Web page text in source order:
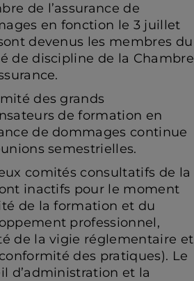
de l’assurance de
en fonction le 3 juillet
devenus les membres du
de discipline de la Chambre
des grands
de formation en
de dommages continue
semestrielles.
comités consultatifs de la
inactifs pour le moment
de la formation et du
professionnel,
de la vigie réglementaire et
des pratiques). Le
d’administration et la